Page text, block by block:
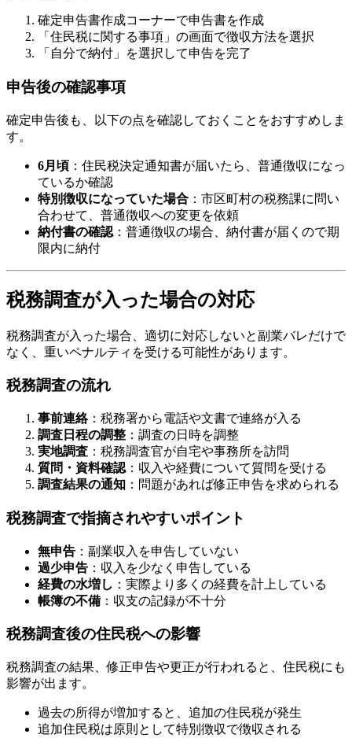
確定申告書作成コーナーで申告書を作成
「住民税に関する事項」の画面で徴収方法を選択
「自分で納付」を選択して申告を完了
申告後の確認事項
確定申告後も、以下の点を確認しておくことをおすすめしま
す。
6月頃 ：住民税決定通知書が届いたら、普通徴収になっ
ているか確認
特別徴収になっていた場合 ：市区町村の税務課に問い
合わせて、普通徴収への変更を依頼
納付書の確認 ：普通徴収の場合、納付書が届くので期
限内に納付
税務調査が入った場合の対応
税務調査が入った場合、適切に対応しないと副業バレだけで
なく、重いペナルティを受ける可能性があります。
税務調査の流れ
事前連絡：税務署から電話や文書で連絡が入る
調査日程の調整 ：調査の日時を調整
実地調査 ：税務調査官が自宅や事務所を訪問
質問・資料確認 ：収入や経費について質問を受ける
調査結果の通知 ：問題があれば修正申告を求められる
税務調査で指摘されやすいポイント
無申告 ：副業収入を申告していない
過少申告 ：収入を少なく申告している
経費の水増し ：実際より多くの経費を計上している
帳簿の不備 ：収支の記録が不十分
税務調査後の住民税への影響
税務調査の結果、修正申告や更正が行われると、住民税にも
影響が出ます。
過去の所得が増加すると、追加の住民税が発生
追加住民税は原則として特別徴収で徴収される